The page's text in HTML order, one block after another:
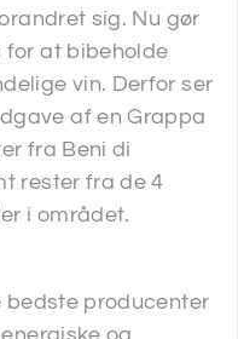
sig. Nu gør
for at bibeholde
vin. Derfor ser
af en Grappa
fra Beni di
rester fra de 4
i området.
bedste producenter